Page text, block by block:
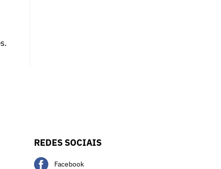
REDES SOCIAIS
Facebook